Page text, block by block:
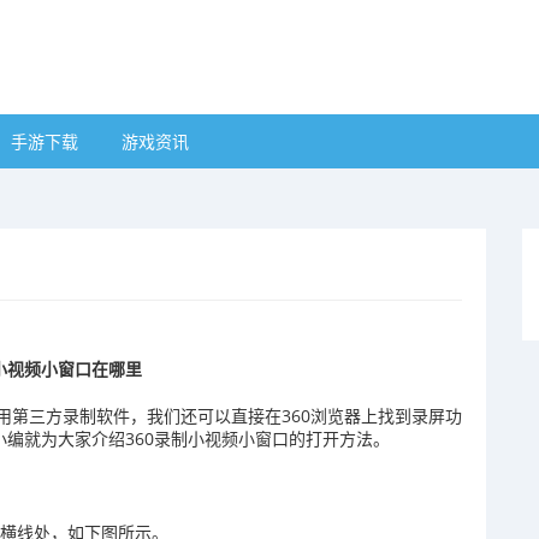
手游下载 游戏资讯
视频小窗口在哪里
三方录制软件，我们还可以直接在360浏览器上找到录屏功
就为大家介绍360录制小视频小窗口的打开方法。
线处，如下图所示。